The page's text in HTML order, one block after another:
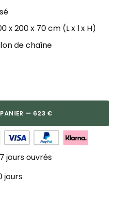
x 200 x 70 cm (L x l x H)
de chaîne
PANIER — 623 €
jours ouvrés
jours